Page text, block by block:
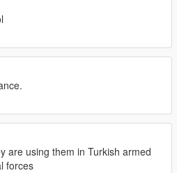
are using them in Turkish armed
forces